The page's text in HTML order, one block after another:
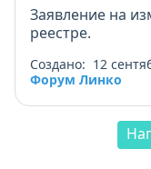
Заявление на
реестре.
Создано: 12
Форум Линко